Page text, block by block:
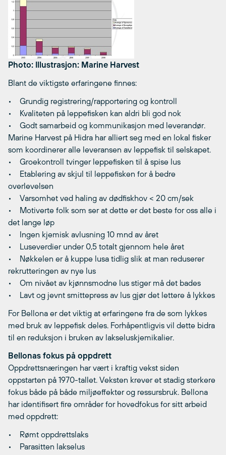
Photo: Illustrasjon: Marine Harvest
Blant de viktigste erfaringene finnes:
• Grundig registrering/rapportering og kontroll
• Kvaliteten på leppefisken kan aldri bli god nok
• Godt samarbeid og kommunikasjon med leverandør.
Marine Harvest på Hidra har alliert seg med en lokal fisker
som koordinerer alle leveransen av leppefisk til selskapet.
• Groekontroll tvinger leppefisken til å spise lus
• Etablering av skjul til leppefisken for å bedre
overlevelsen
• Varsomhet ved haling av dødfiskhov < 20 cm/sek
• Motiverte folk som ser at dette er det beste for oss alle i
det lange løp
• Ingen kjemisk avlusning 10 mnd av året
• Luseverdier under 0,5 totalt gjennom hele året
• Nøkkelen er å kuppe lusa tidlig slik at man reduserer
rekrutteringen av nye lus
• Om nivået av kjønnsmodne lus stiger må det bades
• Lavt og jevnt smittepress av lus gjør det lettere å lykkes
For Bellona er det viktig at erfaringene fra de som lykkes
med bruk av leppefisk deles. Forhåpentligvis vil dette bidra
til en reduksjon i bruken av lakseluskjemikalier.
Bellonas fokus på oppdrett
Oppdrettsnæringen har vært i kraftig vekst siden
oppstarten på 1970-tallet. Veksten krever et stadig sterkere
fokus både på både miljøeffekter og ressursbruk. Bellona
har identifisert fire områder for hovedfokus for sitt arbeid
med oppdrett:
• Rømt oppdrettslaks
• Parasitten lakselus